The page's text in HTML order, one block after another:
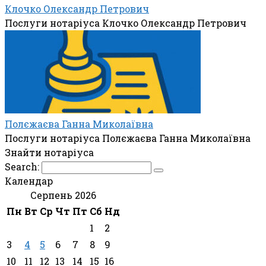
Клочко Олександр Петрович
Послуги нотаріуса Клочко Олександр Петрович
Полєжаєва Ганна Миколаївна
Послуги нотаріуса Полєжаєва Ганна Миколаївна
Знайти нотаріуса
Search:
Календар
Серпень 2026
Пн Вт Ср Чт Пт Сб Нд
1
2
3
4 5 6 7 8
9
10
11 12 13 14 15 16